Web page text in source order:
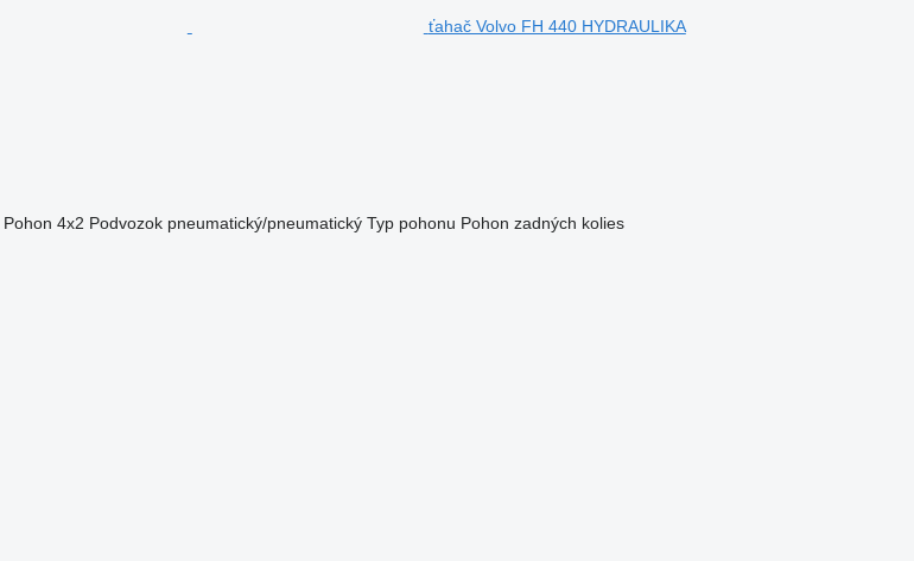
ťahač Volvo FH 440 HYDRAULIKA
Pohon 4x2 Podvozok pneumatický/pneumatický Typ pohonu Pohon zadných kolies